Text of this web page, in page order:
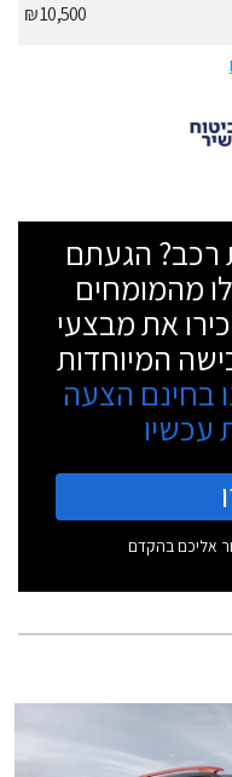
10,500 ₪
רכב? הגעתם
מהמומחים
את מבצעי
המיוחדות
בחינם הצעה
עכשיו
אליכם בהקדם